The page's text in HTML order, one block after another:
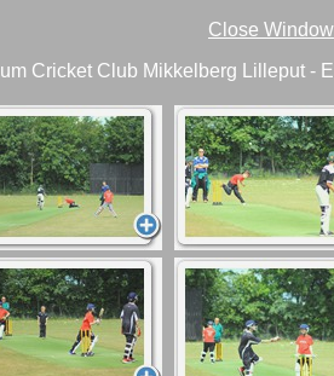
Close Window
Cricket Club Mikkelberg Lilleput -